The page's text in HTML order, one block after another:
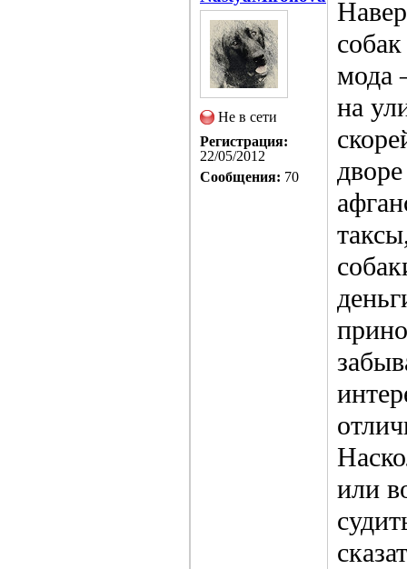
Не в сети
Регистрация:
22/05/2012
Сообщения: 70
мода
на
или